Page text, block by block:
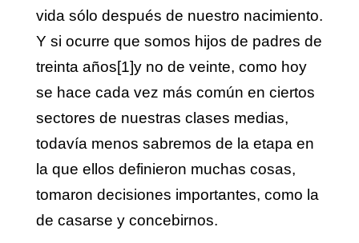
vida sólo después de nuestro nacimiento.
Y si ocurre que somos hijos de padres de
treinta años[1]y no de veinte, como hoy
se hace cada vez más común en ciertos
sectores de nuestras clases medias,
todavía menos sabremos de la etapa en
la que ellos definieron muchas cosas,
tomaron decisiones importantes, como la
de casarse y concebirnos.